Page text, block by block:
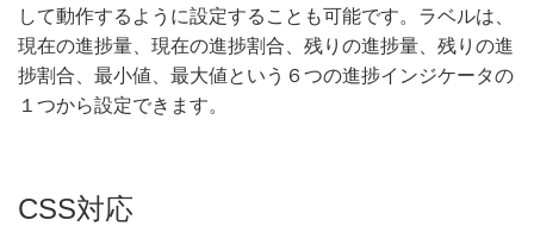
して動作するように設定することも可能です。ラベルは、
現在の進捗量、現在の進捗割合、残りの進捗量、残りの進
捗割合、最小値、最大値という６つの進捗インジケータの
１つから設定できます。
CSS対応